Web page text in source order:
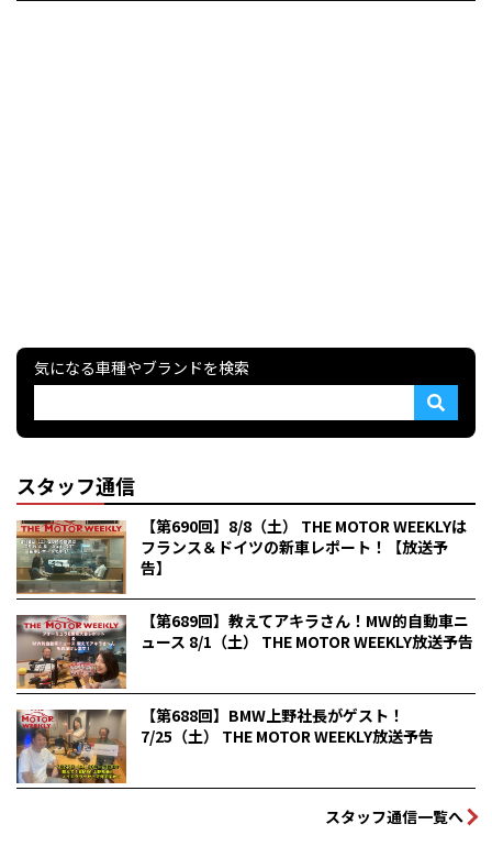
気になる車種やブランドを検索
スタッフ通信
【第690回】8/8（土） THE MOTOR WEEKLYは
フランス＆ドイツの新車レポート！【放送予
告】
【第689回】教えてアキラさん！MW的自動車ニ
ュース 8/1（土） THE MOTOR WEEKLY放送予告
【第688回】BMW上野社長がゲスト！
7/25（土） THE MOTOR WEEKLY放送予告
スタッフ通信一覧へ